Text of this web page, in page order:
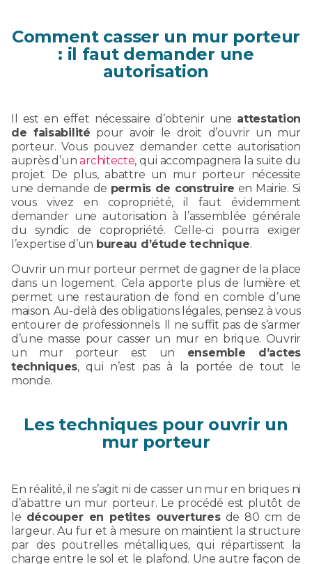
Comment casser un mur porteur
: il faut demander une
autorisation
Il est en effet nécessaire d’obtenir une attestation
de faisabilité pour avoir le droit d’ouvrir un mur
porteur. Vous pouvez demander cette autorisation
auprès d’unarchitecte, qui accompagnera la suite du
projet. De plus, abattre un mur porteur nécessite
une demande de permis de construire en Mairie. Si
vous vivez en copropriété, il faut évidemment
demander une autorisation à l’assemblée générale
du syndic de copropriété. Celle-ci pourra exiger
l’expertise d’un bureau d’étude technique.
Ouvrir un mur porteur permet de gagner de la place
dans un logement. Cela apporte plus de lumière et
permet une restauration de fond en comble d’une
maison. Au-delà des obligations légales, pensez à vous
entourer de professionnels. Il ne suffit pas de s’armer
d’une masse pour casser un mur en brique. Ouvrir
un mur porteur est un ensemble d’actes
techniques, qui n’est pas à la portée de tout le
monde.
Les techniques pour ouvrir un
mur porteur
En réalité, il ne s’agit ni de casser un mur en briques ni
d’abattre un mur porteur. Le procédé est plutôt de
le découper en petites ouverturesde 80 cm de
largeur. Au fur et à mesure on maintient la structure
par des poutrelles métalliques, qui répartissent la
charge entre le sol et le plafond. Une autre façon de